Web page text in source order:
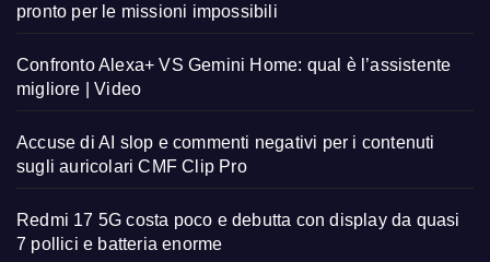
pronto per le missioni impossibili
Confronto Alexa+ VS Gemini Home: qual è l’assistente
migliore | Video
Accuse di AI slop e commenti negativi per i contenuti
sugli auricolari CMF Clip Pro
Redmi 17 5G costa poco e debutta con display da quasi
7 pollici e batteria enorme